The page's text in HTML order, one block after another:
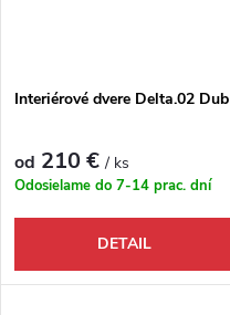
Interiérové dvere Delta.02 Dub
od 210 €/ ks
Odosielame do 7-14 prac. dní
DETAIL